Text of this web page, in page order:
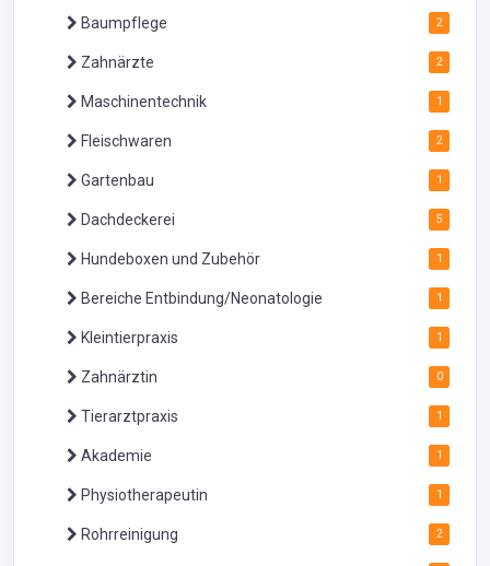
Baumpflege 2
Zahnärzte 2
Maschinentechnik 1
Fleischwaren 2
Gartenbau 1
Dachdeckerei 5
Hundeboxen und Zubehör 1
Bereiche Entbindung/Neonatologie 1
Kleintierpraxis 1
Zahnärztin 0
Tierarztpraxis 1
Akademie 1
Physiotherapeutin 1
Rohrreinigung 2